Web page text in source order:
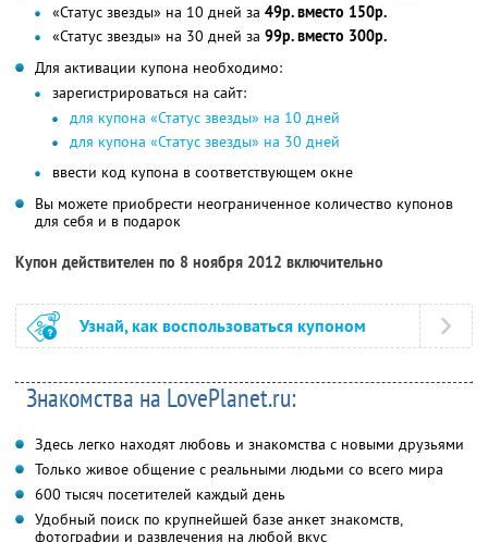
«Статус звезды» на 10 дней за 49р. вместо 150р.
«Статус звезды» на 30 дней за 99р. вместо 300р.
Для активации купона необходимо:
зарегистрироваться на сайт:
для купона «Статус звезды» на 10 дней
для купона «Статус звезды» на 30 дней
ввести код купона в соответствующем окне
Вы можете приобрести неограниченное количество купонов
для себя и в подарок
Купон действителен по 8 ноября 2012 включительно
Узнай, как воспользоваться купоном
Знакомства на LovePlanet.ru:
Здесь легко находят любовь и знакомства с новыми друзьями
Только живое общение с реальными людьми со всего мира
600 тысяч посетителей каждый день
Удобный поиск по крупнейшей базе анкет знакомств,
фотографии и развлечения на любой вкус